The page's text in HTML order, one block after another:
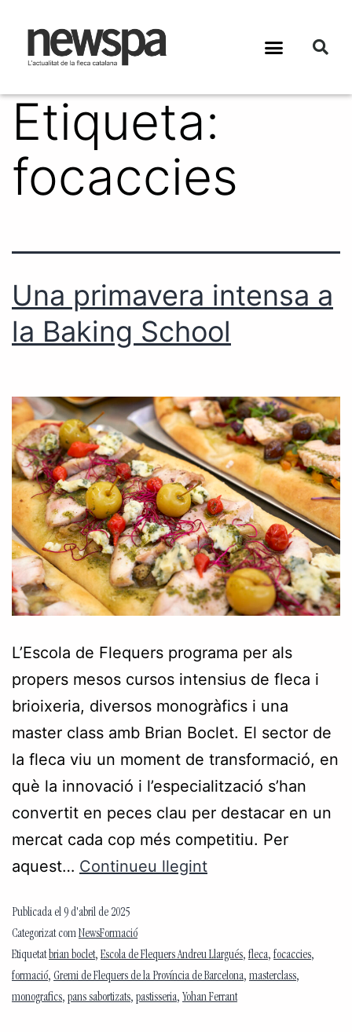
Etiqueta:
focaccies
Una primavera intensa a
la Baking School
L’Escola de Flequers programa per als
propers mesos cursos intensius de fleca i
brioixeria, diversos monogràfics i una
master class amb Brian Boclet. El sector de
la fleca viu un moment de transformació, en
què la innovació i l’especialització s’han
convertit en peces clau per destacar en un
mercat cada cop més competitiu. Per
aquest… Continueu llegint
Publicada el 9 d'abril de 2025
Categorizat comNewsFormació
Etiquetatbrian boclet, Escola de Flequers Andreu Llargués, fleca, focaccies,
formació, Gremi de Flequers de la Província de Barcelona, masterclass,
monografics, pans sabortizats, pastisseria, Yohan Ferrant